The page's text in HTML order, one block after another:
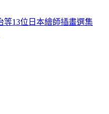
等13位日本繪師插畫選集